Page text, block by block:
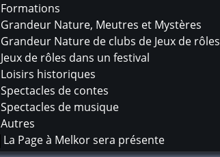
Formations
Grandeur Nature, Meutres et Mystères
Grandeur Nature de clubs de Jeux de rôles
Jeux de rôles dans un festival
Loisirs historiques
Spectacles de contes
Spectacles de musique
Autres
La Page à Melkor sera présente